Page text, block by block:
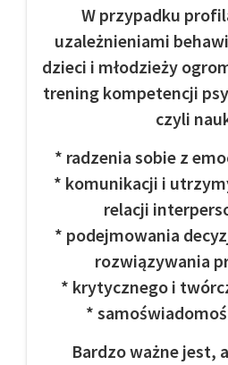
W przypadku
uzależnieniami
dzieci i młodzieży
trening kompetencji
czyli
* radzenia sobie z
* komunikacji i
relacji
* podejmowania
rozwiązywania
* krytycznego i
*
Bardzo ważne jest,